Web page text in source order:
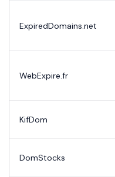
ExpiredDomains.net
WebExpire.fr
KifDom
DomStocks